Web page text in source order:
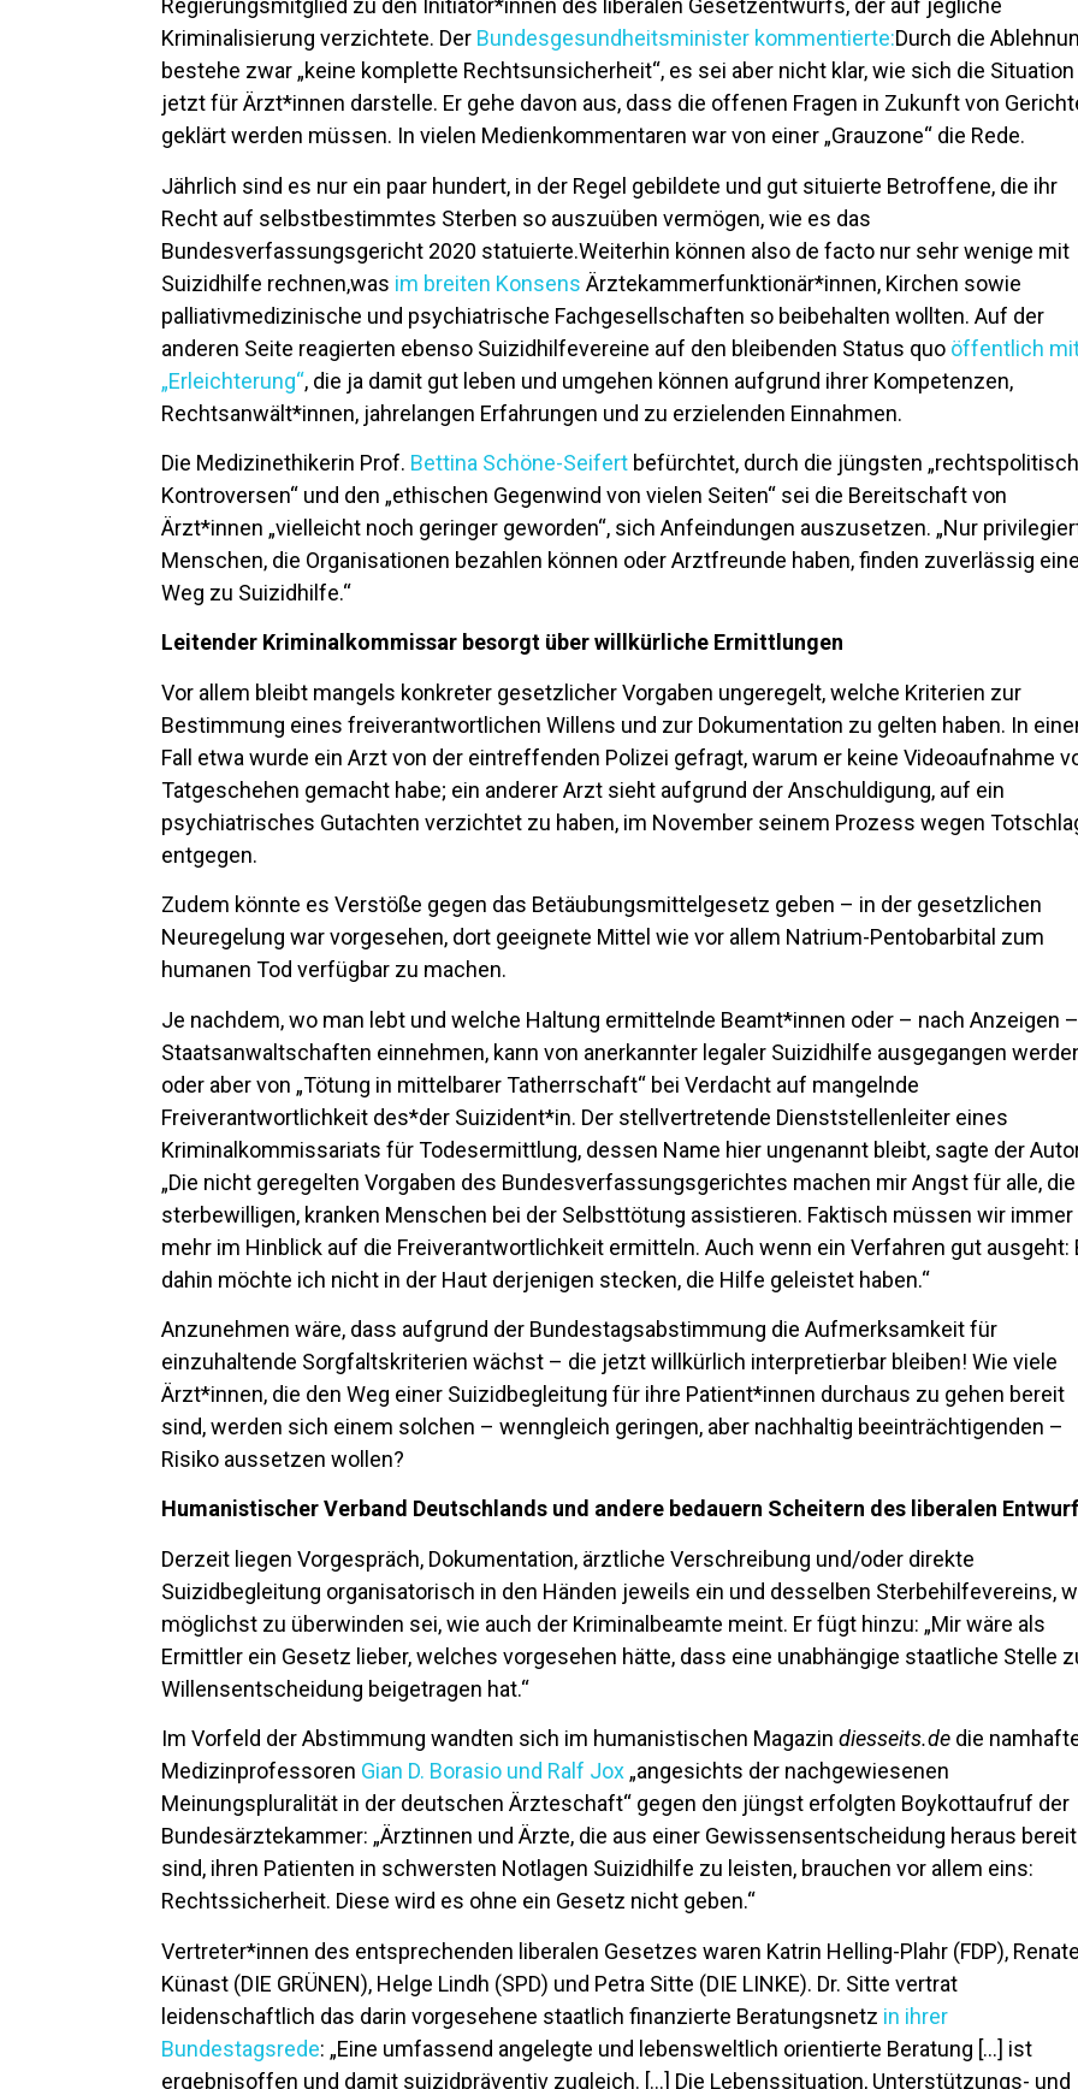
Regierungsmitglied zu den Initiator*innen des liberalen Gesetzentwurfs, der auf jegliche
Kriminalisierung verzichtete. Der Bundesgesundheitsminister kommentierte:Durch die
bestehe zwar „keine komplette Rechtsunsicherheit“, es sei aber nicht klar, wie sich die Situation
jetzt für Ärz­t*in­nen darstelle. Er gehe davon aus, dass die offenen Fragen in Zukunft von
geklärt werden müssen. In vielen Medienkommentaren war von einer „Grauzone“ die Rede.
Jährlich sind es nur ein paar hundert, in der Regel gebildete und gut situierte Betroffene, die ihr
Recht auf selbstbestimmtes Sterben so auszuüben vermögen, wie es das
Bundesverfassungsgericht 2020 statuierte.Weiterhin können also de facto nur sehr wenige mit
Suizidhilfe rechnen,was im breiten Konsens Ärztekammerfunktionär*innen, Kirchen sowie
palliativmedizinische und psychiatrische Fachgesellschaften so beibehalten wollten. Auf der
anderen Seite reagierten ebenso Suizidhilfevereine auf den bleibenden Status quo öffentlich
„Erleichterung“, die ja damit gut leben und umgehen können aufgrund ihrer Kompetenzen,
Rechtsanwält*innen, jahrelangen Erfahrungen und zu erzielenden Einnahmen.
Die Medizinethikerin Prof. Bettina Schöne-Seifert befürchtet, durch die jüngsten
Kontroversen“ und den „ethischen Gegenwind von vielen Seiten“ sei die Bereitschaft von
Ärzt*innen „vielleicht noch geringer geworden“, sich Anfeindungen auszusetzen. „Nur
Menschen, die Organisationen bezahlen können oder Arztfreunde haben, finden zuverlässig
Weg zu Suizidhilfe.“
Leitender Kriminalkommissar besorgt über willkürliche Ermittlungen
Vor allem bleibt mangels konkreter gesetzlicher Vorgaben ungeregelt, welche Kriterien zur
Bestimmung eines freiverantwortlichen Willens und zur Dokumentation zu gelten haben. In
Fall etwa wurde ein Arzt von der eintreffenden Polizei gefragt, warum er keine Videoaufnahme
Tatgeschehen gemacht habe; ein anderer Arzt sieht aufgrund der Anschuldigung, auf ein
psychiatrisches Gutachten verzichtet zu haben, im November seinem Prozess wegen
entgegen.
Zudem könnte es Verstöße gegen das Betäubungsmittelgesetz geben – in der gesetzlichen
Neuregelung war vorgesehen, dort geeignete Mittel wie vor allem Natrium-Pentobarbital zum
humanen Tod verfügbar zu machen.
Je nachdem, wo man lebt und welche Haltung ermittelnde Beamt*innen oder – nach Anzeigen
Staatsanwaltschaften einnehmen, kann von anerkannter legaler Suizidhilfe ausgegangen
oder aber von „Tötung in mittelbarer Tatherrschaft“ bei Verdacht auf mangelnde
Freiverantwortlichkeit des*der Suizident*in. Der stellvertretende Dienststellenleiter eines
Kriminalkommissariats für Todesermittlung, dessen Name hier ungenannt bleibt, sagte der
„Die nicht geregelten Vorgaben des Bundesverfassungsgerichtes machen mir Angst für alle, die
sterbewilligen, kranken Menschen bei der Selbsttötung assistieren. Faktisch müssen wir immer
mehr im Hinblick auf die Freiverantwortlichkeit ermitteln. Auch wenn ein Verfahren gut ausgeht:
dahin möchte ich nicht in der Haut derjenigen stecken, die Hilfe geleistet haben.“
Anzunehmen wäre, dass aufgrund der Bundestagsabstimmung die Aufmerksamkeit für
einzuhaltende Sorgfaltskriterien wächst – die jetzt willkürlich interpretierbar bleiben! Wie viele
Ärzt*innen, die den Weg einer Suizidbegleitung für ihre Patient*innen durchaus zu gehen bereit
sind, werden sich einem solchen – wenngleich geringen, aber nachhaltig beeinträchtigenden –
Risiko aussetzen wollen?
Humanistischer Verband Deutschlands und andere bedauern Scheitern des liberalen
Derzeit liegen Vorgespräch, Dokumentation, ärztliche Verschreibung und/oder direkte
Suizidbegleitung organisatorisch in den Händen jeweils ein und desselben Sterbehilfevereins,
möglichst zu überwinden sei, wie auch der Kriminalbeamte meint. Er fügt hinzu: „Mir wäre als
Ermittler ein Gesetz lieber, welches vorgesehen hätte, dass eine unabhängige staatliche Stelle
Willensentscheidung beigetragen hat.“
Im Vorfeld der Abstimmung wandten sich im humanistischen Magazindiesseits.de die
Medizinprofessoren Gian D. Borasio und Ralf Jox „angesichts der nachgewiesenen
Meinungspluralität in der deutschen Ärzteschaft“ gegen den jüngst erfolgten Boykottaufruf der
Bundesärztekammer: „Ärztinnen und Ärzte, die aus einer Gewissensentscheidung heraus bereit
sind, ihren Patienten in schwersten Notlagen Suizidhilfe zu leisten, brauchen vor allem eins:
Rechtssicherheit. Diese wird es ohne ein Gesetz nicht geben.“
Vertreter*innen des entsprechenden liberalen Gesetzes waren Katrin Helling-Plahr (FDP), Renate
Künast (DIE GRÜNEN), Helge Lindh (SPD) und Petra Sitte (DIE LINKE). Dr. Sitte vertrat
leidenschaftlich das darin vorgesehene staatlich finanzierte Beratungsnetz in ihrer
Bundestagsrede: „Eine umfassend angelegte und lebensweltlich orientierte Beratung […] ist
ergebnisoffen und damit suizidpräventiv zugleich. […] Die Lebenssituation, Unterstützungs- und